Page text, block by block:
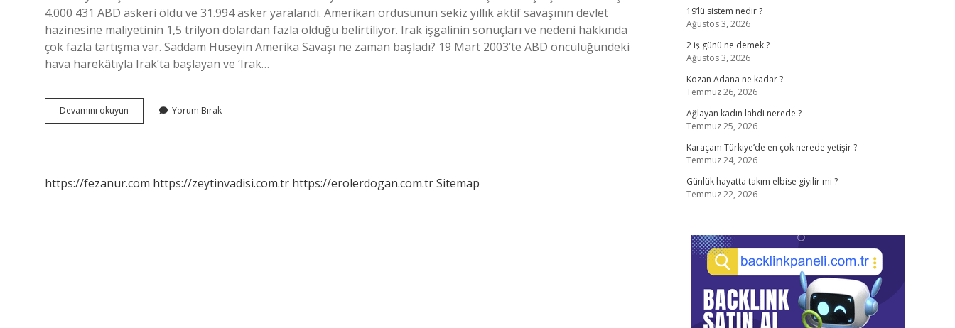
4.000 431 ABD askeri öldü ve 31.994 asker yaralandı. Amerikan ordusunun sekiz yıllık aktif savaşının devlet
hazinesine maliyetinin 1,5 trilyon dolardan fazla olduğu belirtiliyor. Irak işgalinin sonuçları ve nedeni hakkında
çok fazla tartışma var. Saddam Hüseyin Amerika Savaşı ne zaman başladı? 19 Mart 2003’te ABD öncülüğündeki
hava harekâtıyla Irak’ta başlayan ve ‘Irak…
Devamını okuyun
Irak
Yorum Bırak
https://fezanur.com https://zeytinvadisi.com.tr https://erolerdogan.com.trSitemap
19’lü sistem nedir ?
Ağustos 3, 2026
2 iş günü ne demek ?
Ağustos 3, 2026
Kozan Adana ne kadar ?
Temmuz 26, 2026
Ağlayan kadın lahdi nerede ?
Temmuz 25, 2026
Karaçam Türkiye’de en çok nerede yetişir ?
Temmuz 24, 2026
Günlük hayatta takım elbise giyilir mi ?
Temmuz 22, 2026